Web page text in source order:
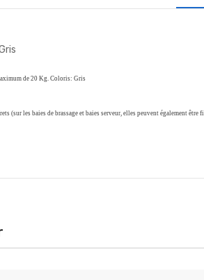
de 20 Kg. Coloris: Gris
(sur les baies de brassage et baies serveur, elles peuvent également être